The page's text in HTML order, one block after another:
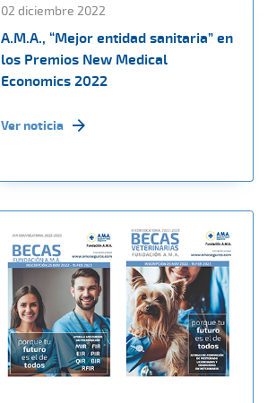
02 diciembre 2022
A.M.A., “Mejor entidad sanitaria” en
los Premios New Medical
Economics 2022
Ver noticia